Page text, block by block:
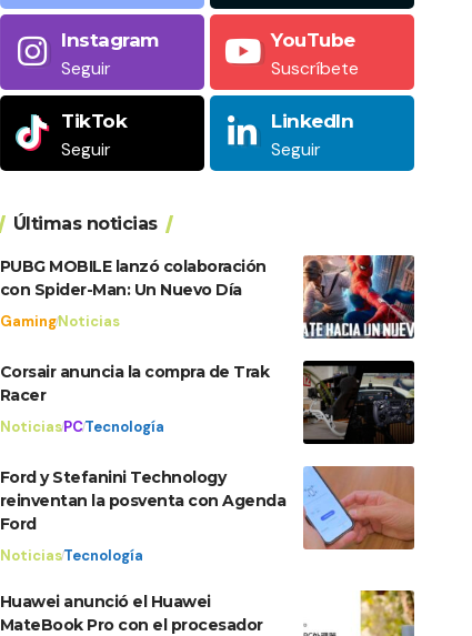
Instagram
Seguir
YouTube
Suscríbete
TikTok
Seguir
LinkedIn
Seguir
Últimas noticias
PUBG MOBILE lanzó colaboración
con Spider-Man: Un Nuevo Día
GamingNoticias
Corsair anuncia la compra de Trak
Racer
NoticiasPCTecnología
Ford y Stefanini Technology
reinventan la posventa con Agenda
Ford
NoticiasTecnología
Huawei anunció el Huawei
MateBook Pro con el procesador